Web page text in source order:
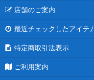
店舗のご案内
最近チェックしたアイテ
特定商取引法表示
ご利用案内